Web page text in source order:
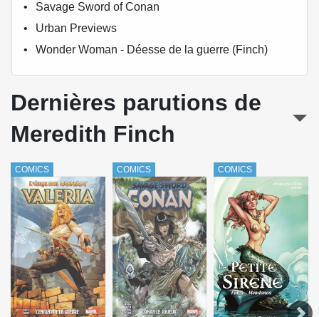
Savage Sword of Conan
Urban Previews
Wonder Woman - Déesse de la guerre (Finch)
Dernières parutions de
Meredith Finch
COMICS COMICS COMICS